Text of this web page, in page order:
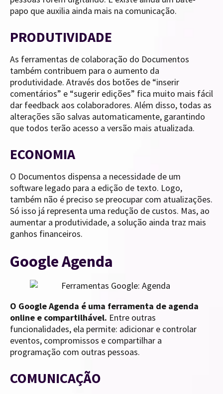
papo que auxilia ainda mais na comunicação.
PRODUTIVIDADE
As ferramentas de colaboração do Documentos
também contribuem para o aumento da
produtividade. Através dos botões de “inserir
comentários” e “sugerir edições” fica muito mais fácil
dar feedback aos colaboradores. Além disso, todas as
alterações são salvas automaticamente, garantindo
que todos terão acesso a versão mais atualizada.
ECONOMIA
O Documentos dispensa a necessidade de um
software legado para a edição de texto. Logo,
também não é preciso se preocupar com atualizações.
Só isso já representa uma redução de custos. Mas, ao
aumentar a produtividade, a solução ainda traz mais
ganhos financeiros.
Google Agenda
O Google Agenda é uma ferramenta de agenda
online e compartilhável. Entre outras
funcionalidades, ela permite: adicionar e controlar
eventos, compromissos e compartilhar a
programação com outras pessoas.
COMUNICAÇÃO